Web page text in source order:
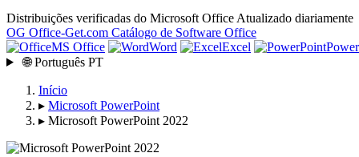
Distribuições verificadas do Microsoft Office Atualizado diariamente
OG Office-Get.com Catálogo de Software Office
MS Office
Word Excel
🌐 Português PT
Início
▸ Microsoft PowerPoint
▸ Microsoft PowerPoint 2022